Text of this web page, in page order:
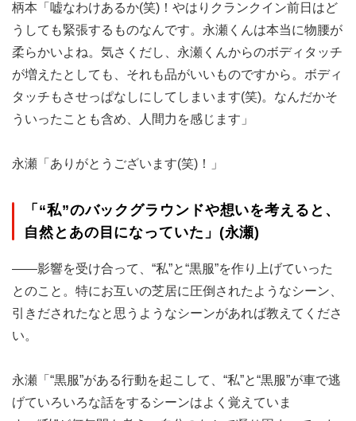
柄本「嘘なわけあるか(笑)！やはりクランクイン前日はど
うしても緊張するものなんです。永瀬くんは本当に物腰が
柔らかいよね。気さくだし、永瀬くんからのボディタッチ
が増えたとしても、それも品がいいものですから。ボディ
タッチもさせっぱなしにしてしまいます(笑)。なんだかそ
ういったことも含め、人間力を感じます」
永瀬「ありがとうございます(笑)！」
「“私”のバックグラウンドや想いを考えると、
自然とあの目になっていた」(永瀬)
――影響を受け合って、“私”と“黒服”を作り上げていった
とのこと。特にお互いの芝居に圧倒されたようなシーン、
引きだされたなと思うようなシーンがあれば教えてくださ
い。
永瀬「“黒服”がある行動を起こして、“私”と“黒服”が車で逃
げていろいろな話をするシーンはよく覚えていま